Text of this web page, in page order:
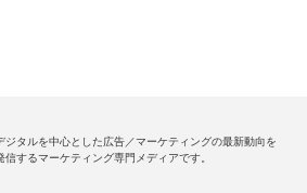
ジタルを中心とした広告／マーケティングの最新動向を
信するマーケティング専門メディアです。